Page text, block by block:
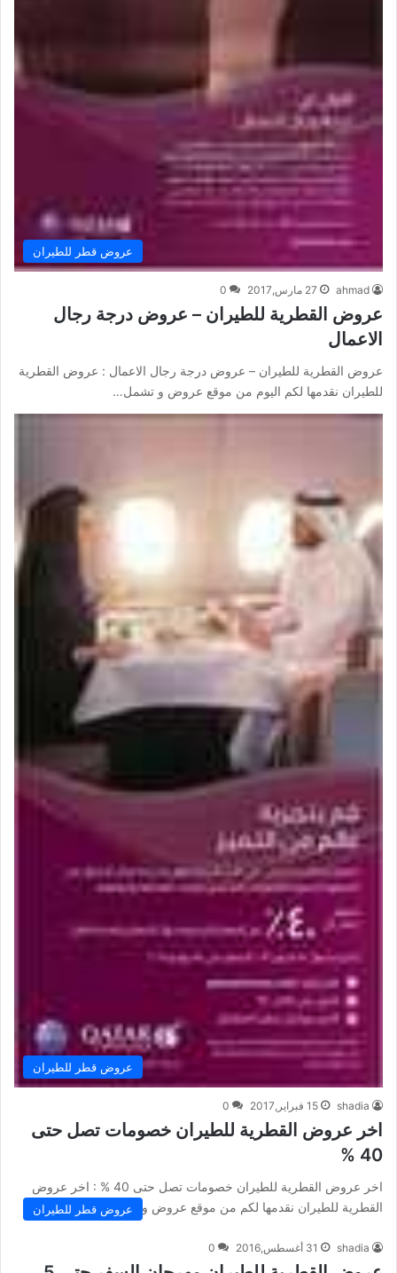
عروض قطر للطيران
ahmad 27 مارس,2017 0
عروض القطرية للطيران – عروض درجة رجال
الاعمال
عروض القطرية للطيران – عروض درجة رجال الاعمال : عروض القطرية
للطيران نقدمها لكم اليوم من موقع عروض و تشمل…
عروض قطر للطيران
shadia 15 فبراير,2017 0
اخر عروض القطرية للطيران خصومات تصل حتى
40 %
اخر عروض القطرية للطيران خصومات تصل حتى 40 % : اخر عروض
القطرية للطيران نقدمها لكم من موقع عروض و…عروض قطر للطيران
shadia 31 أغسطس,2016 0